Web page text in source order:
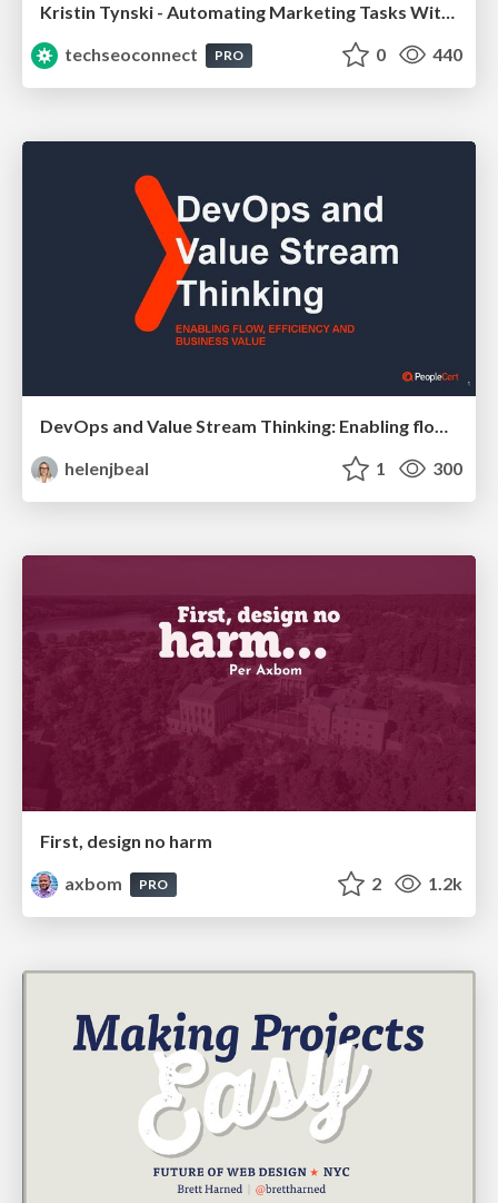
Kristin Tynski - Automating Marketing Tasks With AI
techseoconnect
PRO 0 440
DevOps and Value Stream Thinking: Enabling flow, efficiency and business value
helenjbeal
1 300
First, design no harm
axbom
PRO 2 1.2k